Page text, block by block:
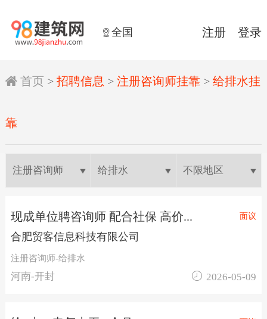
全国 注册 登录
 首页 > 招聘信息 > 注册咨询师挂靠 > 给排水挂
靠
现成单位聘咨询师 配合社保 高价... 面议
合肥贸客信息科技有限公司
注册咨询师-给排水
河南-开封  2026-05-09